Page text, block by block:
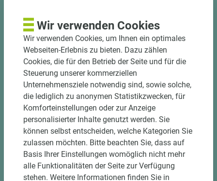
halbautomatische Beschickung
Einzelteiletikettierung auf Wunsch möglich
Materialschonende und kundengerechte
Verpackung der Fixmaße
Jetzt Zuschnitt anfragen
Wir verwenden Cookies
Wir verwenden Cookies, um Ihnen ein optimales
Webseiten-Erlebnis zu bieten. Dazu zählen
Cookies, die für den Betrieb der Seite und für die
Steuerung unserer kommerziellen
Unternehmensziele notwendig sind, sowie solche,
die lediglich zu anonymen Statistikzwecken, für
Komforteinstellungen oder zur Anzeige
personalisierter Inhalte genutzt werden. Sie
können selbst entscheiden, welche Kategorien Sie
zulassen möchten. Bitte beachten Sie, dass auf
Basis Ihrer Einstellungen womöglich nicht mehr
alle Funktionalitäten der Seite zur Verfügung
stehen. Weitere Informationen finden Sie in